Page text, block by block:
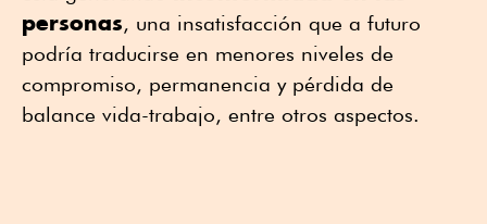
personas, una insatisfacción que a futuro
podría traducirse en menores niveles de
compromiso, permanencia y pérdida de
balance vida-trabajo, entre otros aspectos.